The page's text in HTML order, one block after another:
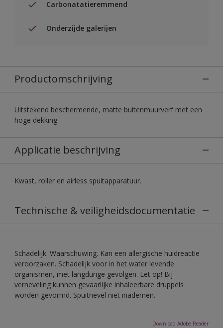
Carbonatatieremmend
Onderzijde galerijen
Productomschrijving
Uitstekend beschermende, matte buitenmuurverf met een
hoge dekking
Applicatie beschrijving
Kwast, roller en airless spuitapparatuur.
Technische & veiligheidsdocumentatie
Schadelijk. Waarschuwing. Kan een allergische huidreactie
veroorzaken. Schadelijk voor in het water levende
organismen, met langdurige gevolgen. Let op! Bij
verneveling kunnen gevaarlijke inhaleerbare druppels
worden gevormd. Spuitnevel niet inademen.
Download Adobe Reader